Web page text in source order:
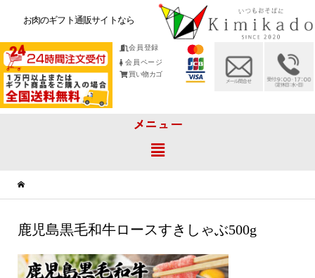
お肉のギフト通販サイトなら
会員登録
会員ページ
買い物カゴ
メニュー
鹿児島黒毛和牛ロースすきしゃぶ500g